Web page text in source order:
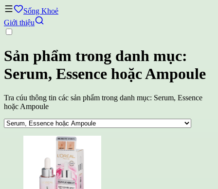
Sống Khoẻ
Giới thiệu
Sản phẩm trong danh mục:
Serum, Essence hoặc Ampoule
Tra cúu thông tin các sản phẩm trong danh mục: Serum, Essence
hoặc Ampoule